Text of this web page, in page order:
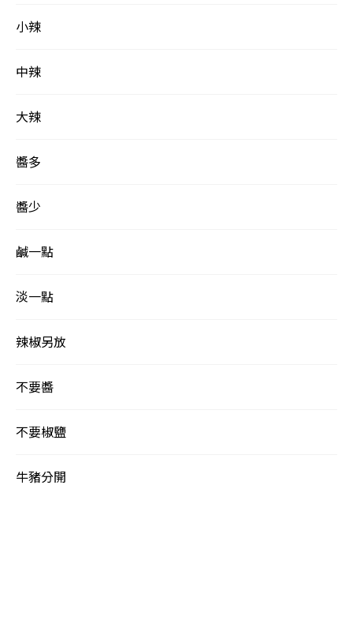
小辣
中辣
大辣
醬多
醬少
鹹一點
淡一點
辣椒另放
不要醬
不要椒鹽
牛豬分開